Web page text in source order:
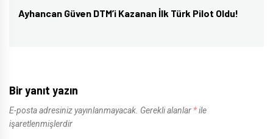
Next
Ayhancan Güven DTM’i Kazanan İlk Türk Pilot Oldu!
Bir yanıt yazın
E-posta adresiniz yayınlanmayacak. Gerekli alanlar *ile
işaretlenmişlerdir